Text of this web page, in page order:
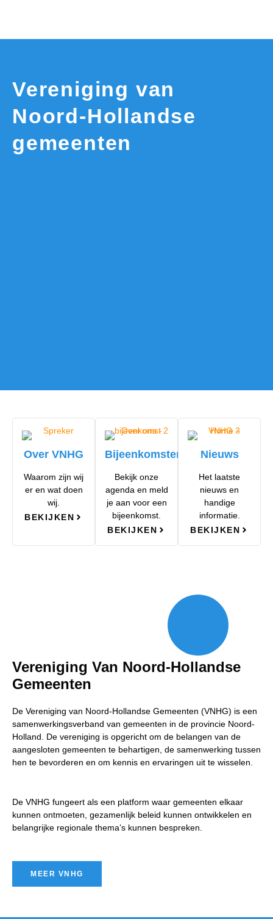
Vereniging van
Noord-Hollandse
gemeenten
Over VNHG
Waarom zijn wij
er en wat doen
wij.
BEKIJKEN
Bijeenkomsten
Bekijk onze
agenda en meld
je aan voor een
bijeenkomst.
BEKIJKEN
Nieuws
Het laatste
nieuws en
handige
informatie.
BEKIJKEN
Vereniging Van Noord-Hollandse
Gemeenten
De Vereniging van Noord-Hollandse Gemeenten (VNHG) is een
samenwerkingsverband van gemeenten in de provincie Noord-
Holland. De vereniging is opgericht om de belangen van de
aangesloten gemeenten te behartigen, de samenwerking tussen
hen te bevorderen en om kennis en ervaringen uit te wisselen.
De VNHG fungeert als een platform waar gemeenten elkaar
kunnen ontmoeten, gezamenlijk beleid kunnen ontwikkelen en
belangrijke regionale thema’s kunnen bespreken.
MEER VNHG